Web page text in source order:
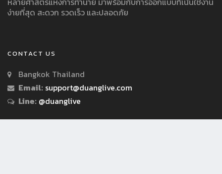
ง่ายที่สุด สะดวก รวดเร็ว และปลอดภัย
CONTACT US
Bangkok Thailand
Email: support@duanglive.com
Line: @duanglive